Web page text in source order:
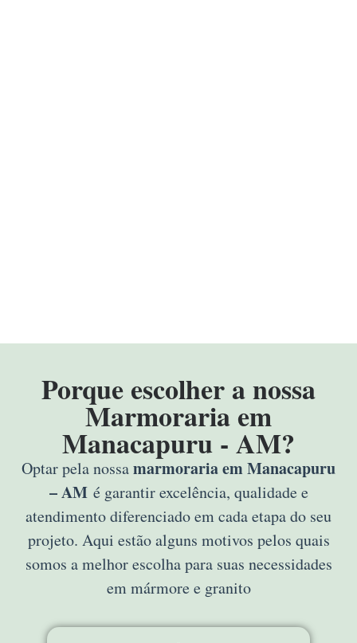
Porque escolher a nossa
Marmoraria em
Manacapuru - AM?
Optar pela nossamarmoraria em Manacapuru
– AMé garantir excelência, qualidade e
atendimento diferenciado em cada etapa do seu
projeto. Aqui estão alguns motivos pelos quais
somos a melhor escolha para suas necessidades
em mármore e granito